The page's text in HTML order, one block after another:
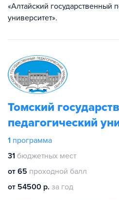
«Алтайский государственный
университет».
Томский
педагогический
1 программа
31 бюджетных мест
от 65 проходной балл
от 54500 р. за год